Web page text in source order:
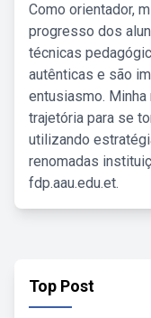
Como orientador,
progresso dos
técnicas
autênticas e são
entusiasmo.
trajetória para se
utilizando
renomadas
fdp.aau.edu.et.
Top Post